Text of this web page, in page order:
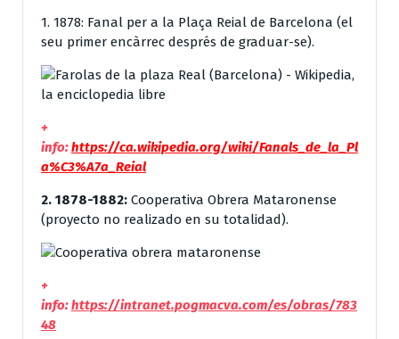
1. 1878: Fanal per a la Plaça Reial de Barcelona (el
seu primer encàrrec després de graduar-se).
+
info:https://ca.wikipedia.org/wiki/Fanals_de_la_Pl
a%C3%A7a_Reial
2. 1878-1882: Cooperativa Obrera Mataronense
(proyecto no realizado en su totalidad).
+
info:https://intranet.pogmacva.com/es/obras/783
48